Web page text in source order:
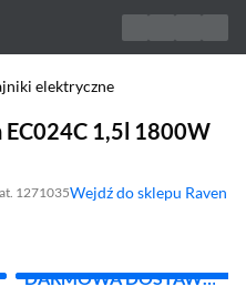
elektryczne
EC024C 1,5l 1800W
1271035Wejdź do sklepu Raven
(otworzy się w nowym
DARMOWA DOSTAWA